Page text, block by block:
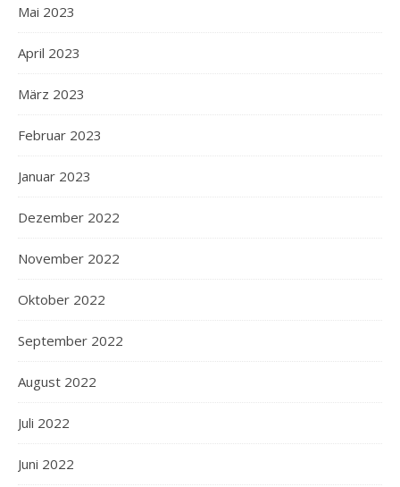
Mai 2023
April 2023
März 2023
Februar 2023
Januar 2023
Dezember 2022
November 2022
Oktober 2022
September 2022
August 2022
Juli 2022
Juni 2022